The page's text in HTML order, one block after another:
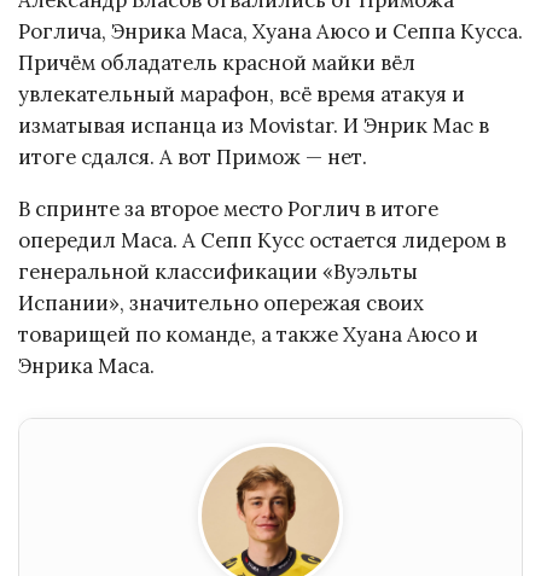
Роглича, Энрика Маса, Хуана Аюсо и Сеппа Кусса.
Причём обладатель красной майки вёл
увлекательный марафон, всё время атакуя и
изматывая испанца из Movistar. И Энрик Мас в
итоге сдался. А вот Примож — нет.
В спринте за второе место Роглич в итоге
опередил Маса. А Сепп Кусс остается лидером в
генеральной классификации «Вуэльты
Испании», значительно опережая своих
товарищей по команде, а также Хуана Аюсо и
Энрика Маса.